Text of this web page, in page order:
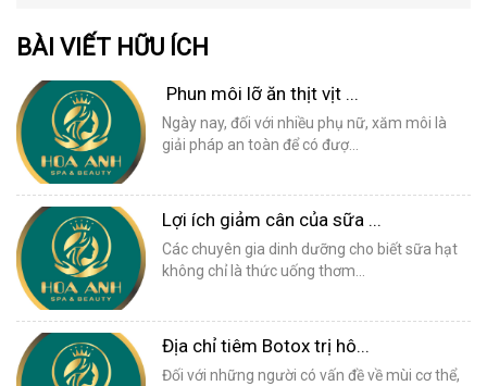
BÀI VIẾT HỮU ÍCH
Phun môi lỡ ăn thịt vịt ...
Ngày nay, đối với nhiều phụ nữ, xăm môi là
giải pháp an toàn để có đượ...
Lợi ích giảm cân của sữa ...
Các chuyên gia dinh dưỡng cho biết sữa hạt
không chỉ là thức uống thơm...
Địa chỉ tiêm Botox trị hô...
Đối với những người có vấn đề về mùi cơ thể,